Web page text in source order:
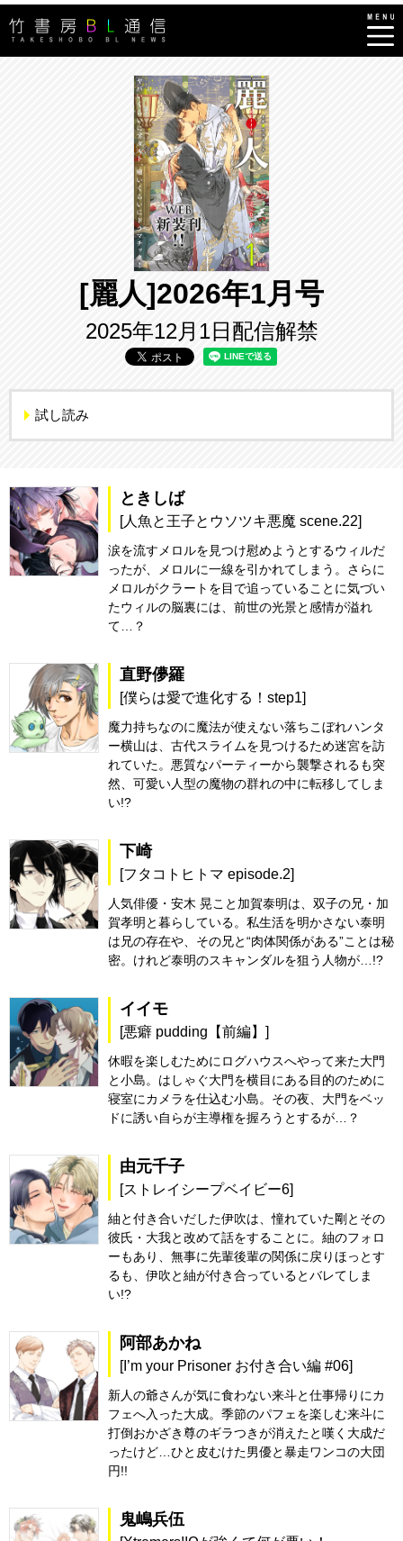
[麗人]2026年1月号
2025年12月1日配信解禁
試し読み
ときしば
[人魚と王子とウソツキ悪魔 scene.22]
涙を流すメロルを見つけ慰めようとするウィルだ
ったが、メロルに一線を引かれてしまう。さらに
メロルがクラートを目で追っていることに気づい
たウィルの脳裏には、前世の光景と感情が溢れ
て…？
直野儚羅
[僕らは愛で進化する！step1]
魔力持ちなのに魔法が使えない落ちこぼれハンタ
ー横山は、古代スライムを見つけるため迷宮を訪
れていた。悪質なパーティーから襲撃されるも突
然、可愛い人型の魔物の群れの中に転移してしま
い!?
下崎
[フタコトヒトマ episode.2]
人気俳優・安木 晃こと加賀泰明は、双子の兄・加
賀孝明と暮らしている。私生活を明かさない泰明
は兄の存在や、その兄と“肉体関係がある”ことは秘
密。けれど泰明のスキャンダルを狙う人物が…!?
イイモ
[悪癖 pudding【前編】]
休暇を楽しむためにログハウスへやって来た大門
と小島。はしゃぐ大門を横目にある目的のために
寝室にカメラを仕込む小島。その夜、大門をベッ
ドに誘い自らが主導権を握ろうとするが…？
由元千子
[ストレイシープベイビー6]
紬と付き合いだした伊吹は、憧れていた剛とその
彼氏・大我と改めて話をすることに。紬のフォロ
ーもあり、無事に先輩後輩の関係に戻りほっとす
るも、伊吹と紬が付き合っているとバレてしま
い!?
阿部あかね
[I’m your Prisoner お付き合い編 #06]
新人の爺さんが気に食わない来斗と仕事帰りにカ
フェへ入った大成。季節のパフェを楽しむ来斗に
打倒おかざき尊のギラつきが消えたと嘆く大成だ
ったけど…ひと皮むけた男優と暴走ワンコの大団
円!!
鬼嶋兵伍